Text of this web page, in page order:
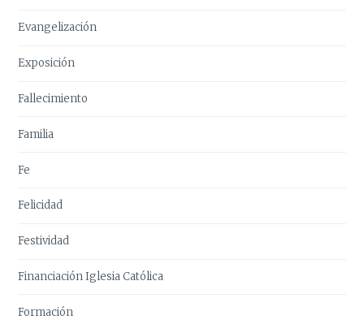
Evangelización
Exposición
Fallecimiento
Familia
Fe
Felicidad
Festividad
Financiación Iglesia Católica
Formación